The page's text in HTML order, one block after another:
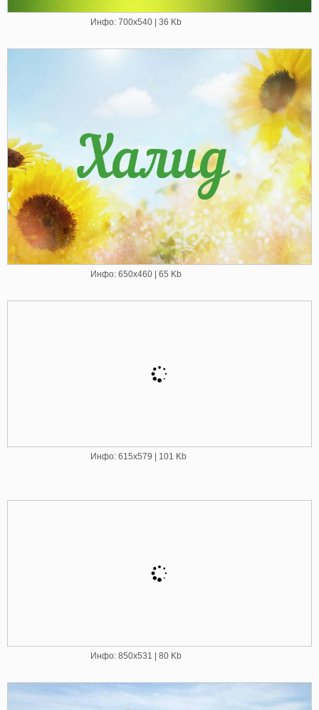
Инфо: 700х540 | 36 Kb
Инфо: 650х460 | 65 Kb
Инфо: 615х579 | 101 Kb
Инфо: 850х531 | 80 Kb